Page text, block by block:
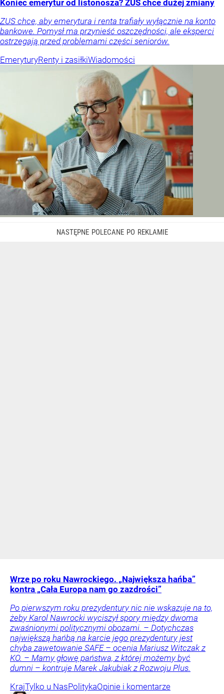
Koniec emerytur od listonosza? ZUS chce dużej zmiany
ZUS chce, aby emerytura i renta trafiały wyłącznie na konto
bankowe. Pomysł ma przynieść oszczędności, ale eksperci
ostrzegają przed problemami części seniorów.
EmeryturyRenty i zasiłkiWiadomości
Wrze po roku Nawrockiego. „Największa hańba”
kontra „Cała Europa nam go zazdrości”
Po pierwszym roku prezydentury nic nie wskazuje na to,
żeby Karol Nawrocki wyciszył spory między dwoma
zwaśnionymi politycznymi obozami. – Dotychczas
największą hańbą na karcie jego prezydentury jest
chyba zawetowanie SAFE – ocenia Mariusz Witczak z
KO. – Mamy głowę państwa, z której możemy być
dumni – kontruje Marek Jakubiak z Rozwoju Plus.
KrajTylko u NasPolitykaOpinie i komentarze